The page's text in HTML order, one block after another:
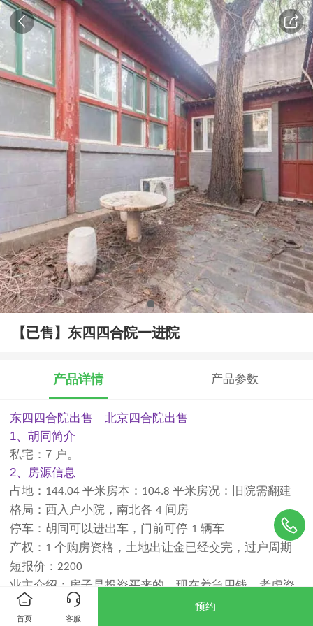
【已售】东四四合院一进院
产品详情 产品参数
东四四合院出售 北京四合院出售
1、胡同简介
私宅：7 户。
2、房源信息
占地： 144.04 平米房本： 104.8 平米房况：旧院需翻建
格局：西入户小院，南北各 4 间房
停车：胡同可以进出车，门前可停 1 辆车
产权： 1 个购房资格，土地出让金已经交完，过户周期
短报价： 2200
业主介绍：房子是投资买来的，现在着急用钱，考虑资
产变现
3、房源优势
首页 客服
预约